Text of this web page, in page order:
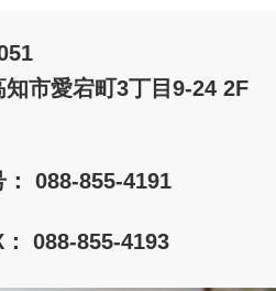
知市愛宕町3丁目9-24 2F
：088-855-4191
088-855-4193